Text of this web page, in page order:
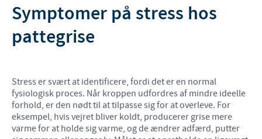
Symptomer på stress hos
pattegrise
Stress er svært at identificere, fordi det er en normal
fysiologisk proces. Når kroppen udfordres af mindre ideelle
forhold, er den nødt til at tilpasse sig for at overleve. For
eksempel, hvis vejret bliver koldt, producerer grise mere
varme for at holde sig varme, og de ændrer adfærd, putter